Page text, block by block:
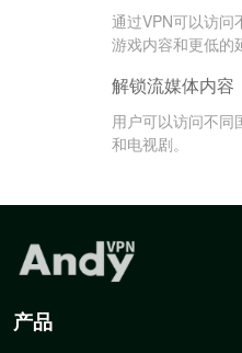
通过VPN可以访问
游戏内容和更低的
解锁流媒体内容
用户可以访问不同
和电视剧。
产品